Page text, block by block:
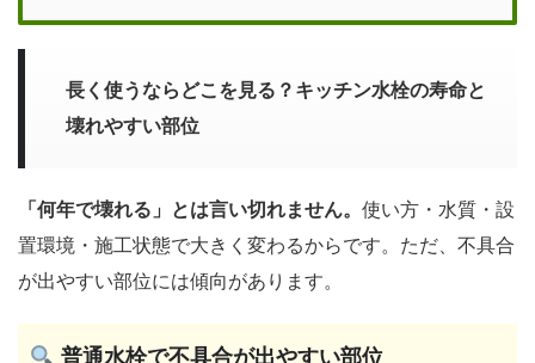
長く使うならどこを見る？キッチン水栓の寿命と
壊れやすい部位
「何年で壊れる」とは言い切れません。 使い方・水質・設
置環境・施工状態で大きく変わるからです。ただ、不具合
が出やすい部位には傾向があります。
普通水栓で不具合が出やすい部位